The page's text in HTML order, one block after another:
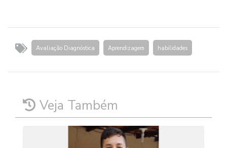
Avaliação Diagnóstica Aprendizagem habilidades
Veja Também